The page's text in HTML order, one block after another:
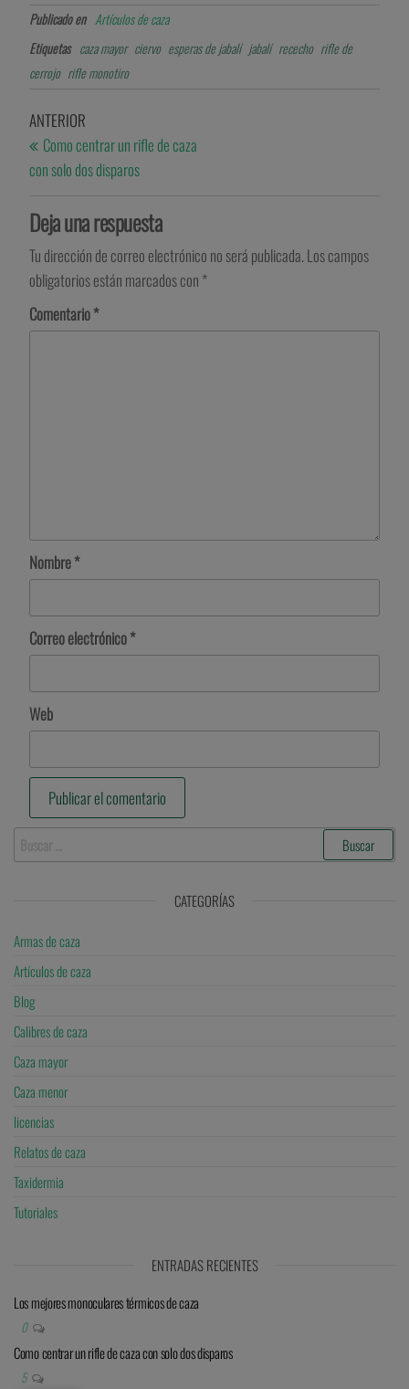
Publicado en Artículos de caza
Etiquetas caza mayor ciervo esperas de jabalí jabalí rececho rifle de
cerrojo rifle monotiro
ANTERIOR
Como centrar un rifle de caza
con solo dos disparos
Deja una respuesta
Tu dirección de correo electrónico no será publicada.Los campos
obligatorios están marcados con *
Comentario*
Nombre*
Correo electrónico*
Web
CATEGORÍAS
Armas de caza
Artículos de caza
Blog
Calibres de caza
Caza mayor
Caza menor
licencias
Relatos de caza
Taxidermia
Tutoriales
ENTRADAS RECIENTES
Los mejores monoculares térmicos de caza
0
Como centrar un rifle de caza con solo dos disparos
5